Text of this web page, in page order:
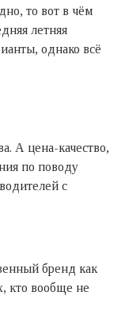
то вот в чём
летняя
однако всё
А цена-качество,
по поводу
с
бренд как
кто вообще не